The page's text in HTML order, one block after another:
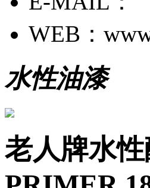
WEB：
水性油漆
老人牌水